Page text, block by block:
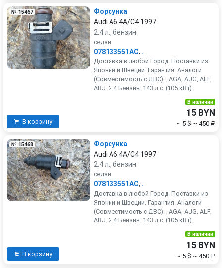
№ 15467
Форсунка
Audi A6 4A/C4 1997
2.4 л., бензин
седан
078133551AC, .
Доставка в любой Город. Поставки из
Японии и Швеции. Гарантия. Аналоги
(Совместимость с ДВС): , AGA, AJG, ALF,
ARJ. 2.4 Бензин. 143 л.с. (105 кВт).
В корзину
В наличии
15 BYN
~ 5 $ ~ 450 ₽
№ 15468
Форсунка
Audi A6 4A/C4 1997
2.4 л., бензин
седан
078133551AC, .
Доставка в любой Город. Поставки из
Японии и Швеции. Гарантия. Аналоги
(Совместимость с ДВС): , AGA, AJG, ALF,
ARJ. 2.4 Бензин. 143 л.с. (105 кВт).
В корзину
В наличии
15 BYN
~ 5 $ ~ 450 ₽